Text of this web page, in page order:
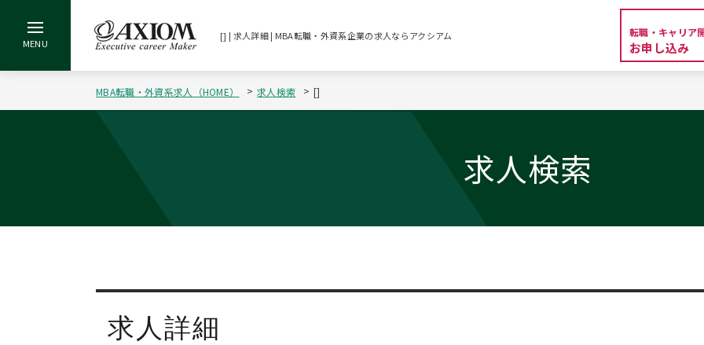
[] | 求人詳細 | MBA転職・外資系企業の求人ならアクシアム 転職・キャリア
お申し込み
MBA転職・外資系求人（HOME） 求人検索 []
求人検索
求人詳細